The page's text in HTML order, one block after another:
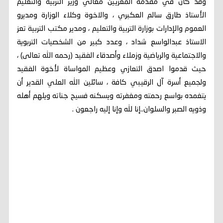
وقد كان في مقدمة المعزيين معالي وزير التربية والتعليم
الأستاذ طارق سالم العكبري ، والاخوة وكلاء الوزارة ومديرو
العموم والإدارات بوزارة التربية والتعليم ، ومدير مكتب التربية تعز
الاستاذ عبدالواسع شداد ، وعدد كبير من الشخصيات التربوية
والاجتماعية والرياضية وزملاء وأصدقاء الفقيد (رحمه الله تعالى) ،
حيث قدموا اصدق التعازي وعظيم المواساة لأخوة الفقيد
ولجميع أسرة آل الرقيبي كافة ، سائلين الله العلي القدير أن
يتغمده بواسع رحمته ومغفرته ويسكنه فسيح جناته ويلهم أهله
وذويه الصبر والسلوان..إنا لله وإنا إليه راجعون .